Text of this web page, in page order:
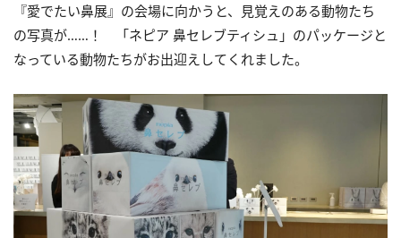
『愛でたい鼻展』の会場に向かうと、見覚えのある動物たち
の写真が……！ 「ネピア 鼻セレブティシュ」のパッケージと
なっている動物たちがお出迎えしてくれました。